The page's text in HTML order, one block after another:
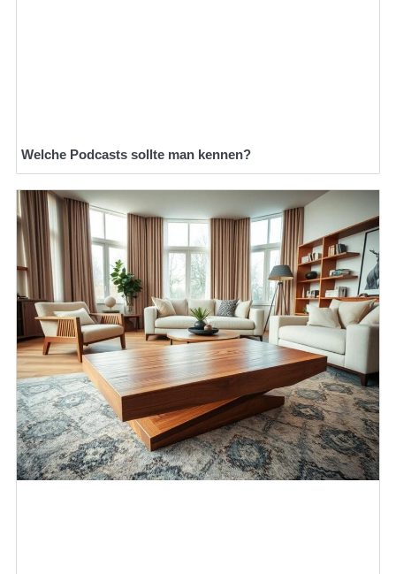
Welche Podcasts sollte man kennen?